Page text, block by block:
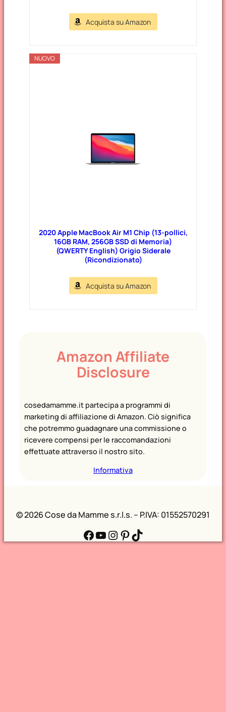
Acquista su Amazon
NUOVO
2020 Apple MacBook Air M1 Chip (13-pollici,
16GB RAM, 256GB SSD di Memoria)
(QWERTY English) Grigio Siderale
(Ricondizionato)
Acquista su Amazon
Amazon Affiliate
Disclosure
cosedamamme.it partecipa a programmi di
marketing di affiliazione di Amazon. Ciò significa
che potremmo guadagnare una commissione o
ricevere compensi per le raccomandazioni
effettuate attraverso il nostro sito.
Informativa
©2026 Cose da Mamme s.r.l.s. – P.IVA: 01552570291
Facebook YouTube Instagram Pinterest TikTok